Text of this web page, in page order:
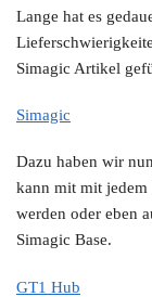
Lange hat es
Simagic Artikel
Simagic
Dazu haben wir
kann mit mit
werden oder eben
Simagic Base.
GT1 Hub